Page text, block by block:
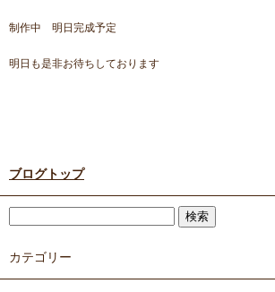
制作中 明日完成予定
明日も是非お待ちしております
ブログトップ
カテゴリー